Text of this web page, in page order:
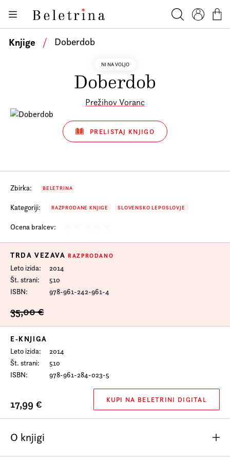
Beletrina
Knjige
Dogodki
Podkasti
Foreign Rights
Knjige / Doberdob
NI NA VOLJO
Doberdob
Prežihov Voranc
PRELISTAJ KNJIGO
Zbirka: BELETRINA
Kategoriji: RAZPRODANE KNJIGE SLOVENSKO LEPOSLOVJE
Ocena bralcev:
TRDA VEZAVARAZPRODANO
Leto izida
2014
Št. strani
510
ISBN
978-961-242-961-4
35,00 €
E-KNJIGA
Leto izida
2014
Št. strani
510
ISBN
978-961-284-023-5
17,99 € KUPI NA BELETRINI DIGITAL
O knjigi